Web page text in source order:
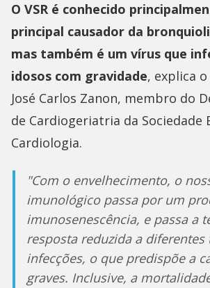
O VSR é conhecido
principal causador da
mas também é um vírus que
idosos com gravidade, explica
José Carlos Zanon, membro do
de Cardiogeriatria da Sociedade
Cardiologia.
"Com o envelhecimento, o
imunológico passa por um
imunosenescência, e passa a
resposta reduzida a diferentes
infecções, o que predispõe a
graves. Inclusive, a